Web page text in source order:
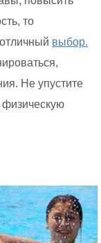
то
выбор.
Не упустите
физическую